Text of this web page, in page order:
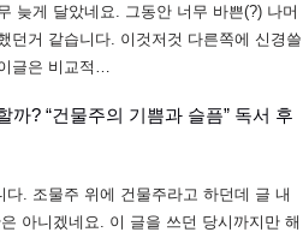
늦게 달았네요. 그동안 너무 바쁜(?) 나머
던거 같습니다. 이것저것 다른쪽에 신경쓸
글은 비교적…
까? “건물주의 기쁨과 슬픔” 독서 후
다. 조물주 위에 건물주라고 하던데 글 내
아니겠네요. 이 글을 쓰던 당시까지만 해